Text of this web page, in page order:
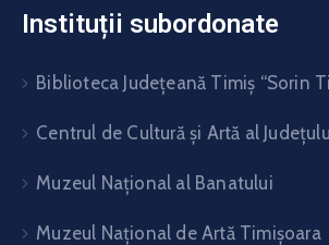
Instituții subordonate
Biblioteca Judeţeană Timiş “Sorin
Centrul de Cultură şi Artă al
Muzeul Național al Banatului
Muzeul Național de Artă Timişoara